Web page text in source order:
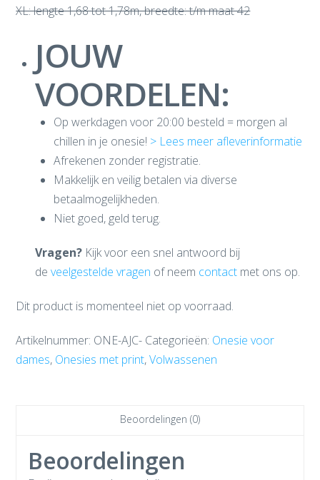
XL: lengte 1,68 tot 1,78m, breedte: t/m maat 42
JOUW
VOORDELEN:
Op werkdagen voor 20:00 besteld = morgen al
chillen in je onesie! > Lees meer afleverinformatie
Afrekenen zonder registratie.
Makkelijk en veilig betalen via diverse
betaalmogelijkheden.
Niet goed, geld terug.
Vragen?Kijk voor een snel antwoord bij
de veelgestelde vragen of neem contactmet ons op.
Dit product is momenteel niet op voorraad.
Artikelnummer: ONE-AJC- Categorieën: Onesie voor
dames, Onesies met print,Volwassenen
Beoordelingen (0)
Beoordelingen